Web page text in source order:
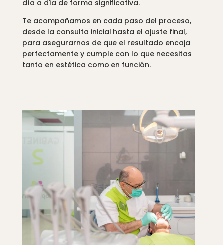
día a día de forma significativa.
Te acompañamos en cada paso del proceso,
desde la consulta inicial hasta el ajuste final,
para asegurarnos de que el resultado encaja
perfectamente y cumple con lo que necesitas
tanto en estética como en función.